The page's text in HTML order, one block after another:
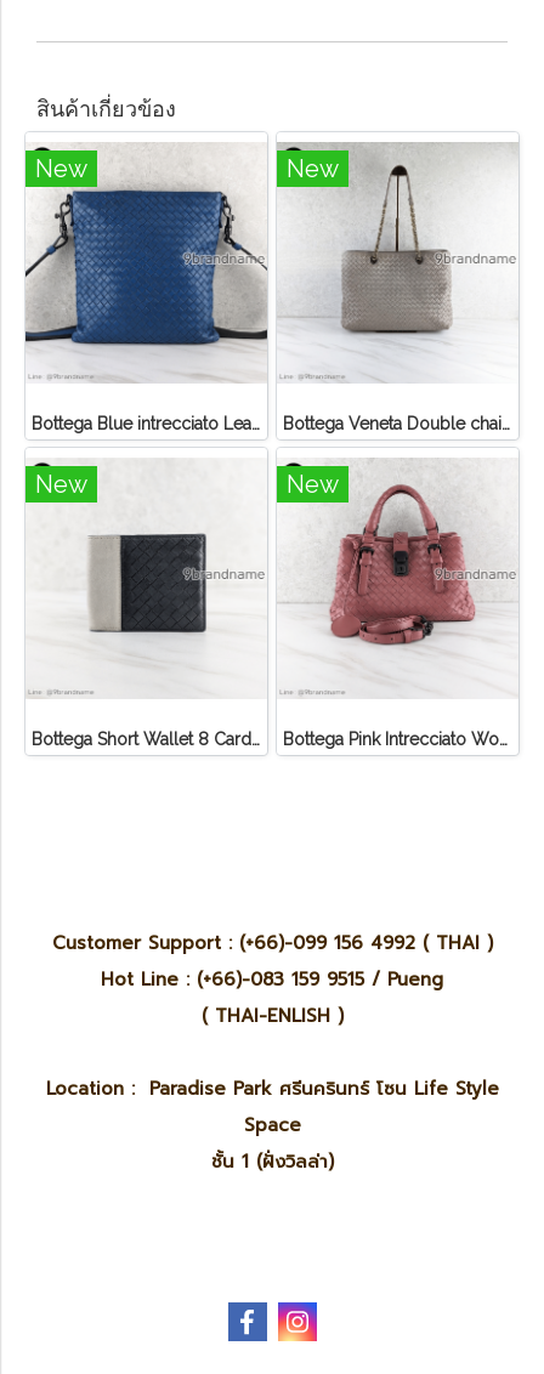
สินค้าเกี่ยวข้อง
New
Bottega Blue intrecciato Leather Messenger Bag
New
Bottega Veneta Double chain tote
New
Bottega Short Wallet 8 Card Calf
New
Bottega Pink Intrecciato Woven Nappa Mini Roma Tote Bag
Customer Support : (+66)-099 156 4992 ( THAI )
Hot Line : (+66)-083 159 9515 / Pueng
( THAI-ENLISH )
Location : Paradise Park ศรีนครินทร์ โซน Life Style
Space
ชั้น 1 (ฝั่งวิลล่า)